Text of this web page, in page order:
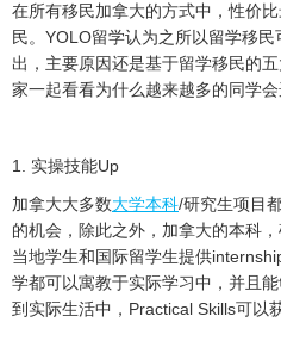
在所有移民加拿大的方式中，性价
民。YOLO留学认为之所以留学移
出，主要原因还是基于留学移民的
家一起看看为什么越来越多的同学
1. 实操技能Up
加拿大大多数大学本科/研究生项目
的机会，除此之外，加拿大的本科
当地学生和国际留学生提供
学都可以寓教于实际学习中，并且
到实际生活中，Practical Skills可以